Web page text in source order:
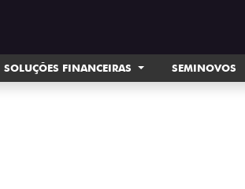
SOLUÇÕES FINANCEIRAS SEMINOVOS